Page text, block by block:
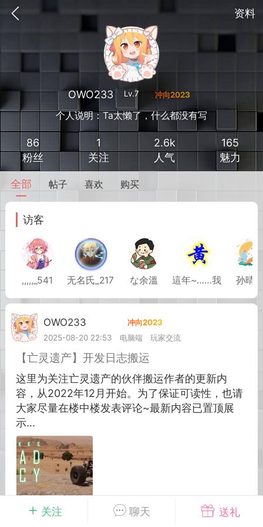
资料
我的钱包 道具 排行榜
MOD下载 攻略教程 联机招募
大人
02-10 15:45
卖挂
禁止发布联机可用的作弊模组，
作弊模组的发布规范近期收到一些信息
作弊模组在联机服务器使用,为了维护游
环境，中文网特此发布以下声明，规范
模组的发布行为：1. *...
72 2.2w
大人
Lv.8
关注 聊天 送礼
OWO233 Lv.7
个人说明：Ta太懒了，什么都没有写
86
粉丝
1
关注
2.6k
人气
165
魅力
全部 帖子 喜欢 购买
访客
,,,,,_541 无名氏_217 な余溫 這年~……我 孙晴
OWO233
2025-08-20 22:53
电脑端 玩家交流
【亡灵遗产】开发日志搬运
这里为关注亡灵遗产的伙伴搬运作者的更新内
容，从2022年12月开始。为了保证可读性，也请
大家尽量在楼中楼发表评论~最新内容已置顶展
示...
韩国 #大型MOD